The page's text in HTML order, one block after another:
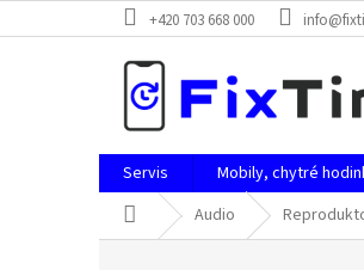
na
+420 703 668 000
Servis Mobily, chytré
Domů Audio